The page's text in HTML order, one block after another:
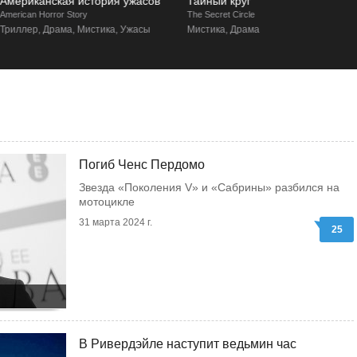
American Horror Story
Триллер, Драма, Мистика, Ужасы
The Secret Circle
Мистика, Драма
Погиб Ченс Пердомо
Звезда «Поколения V» и «Сабрины» разбился на
мотоцикле
31 марта 2024 г.
25
В Ривердэйле наступит ведьмин час